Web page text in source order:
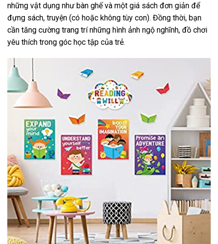
những vật dụng như bàn ghế và một giá sách đơn giản để
đựng sách, truyện (có hoặc không tùy con). Đồng thời, bạn
cần tăng cường trang trí những hình ảnh ngộ nghĩnh, đồ chơi
yêu thích trong góc học tập của trẻ.